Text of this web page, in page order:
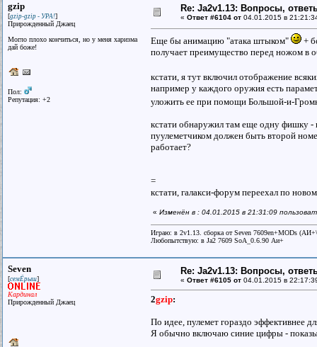
gzip
[gzip-gzip - УРА!]
Прирожденный Джаец
Могло плохо кончиться, но у меня харизма
дай божe!
Пол:
Репутация: +2
Re: Ja2v1.13: Вопросы,
« Ответ #6104 от 04.01.2015 в
Еще бы анимацию "атака штыком"
+
получает преимущество перед ножом в
кстати, я тут включил отображение
например у каждого оружия есть
уложить ее при помощи Большой-и-
кстати обнаружил там еще одну фишку -
пуулеметчиком должен быть второй
работает?
=
кстати, галакси-форум переехал по
« Изменён в : 04.01.2015 в 21:31:09
Играю: в 2v1.13. сборка от Seven 7609en+MODs
Любопытствую: в Ja2 7609 SoA_0.6.90 Аи+
Seven
[семЁрыш]
Кардинал
Прирожденный Джаец
Re: Ja2v1.13: Вопросы,
« Ответ #6105 от 04.01.2015 в
2gzip:
По идее, пулемет гораздо эффективнее
Я обычно включаю синие цифры -